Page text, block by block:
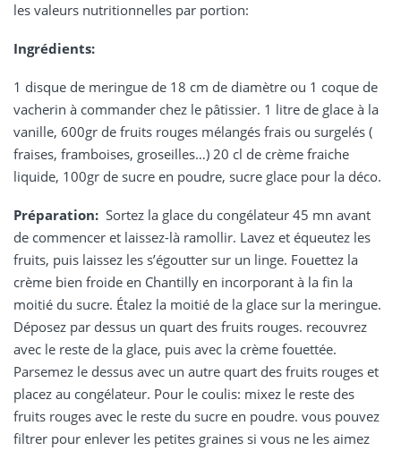
les valeurs nutritionnelles par portion:
Ingrédients:
1 disque de meringue de 18 cm de diamètre ou 1 coque de
vacherin à commander chez le pâtissier. 1 litre de glace à la
vanille, 600gr de fruits rouges mélangés frais ou surgelés (
fraises, framboises, groseilles…) 20 cl de crème fraiche
liquide, 100gr de sucre en poudre, sucre glace pour la déco.
Préparation: Sortez la glace du congélateur 45 mn avant
de commencer et laissez-là ramollir. Lavez et équeutez les
fruits, puis laissez les s’égoutter sur un linge. Fouettez la
crème bien froide en Chantilly en incorporant à la fin la
moitié du sucre. Étalez la moitié de la glace sur la meringue.
Déposez par dessus un quart des fruits rouges. recouvrez
avec le reste de la glace, puis avec la crème fouettée.
Parsemez le dessus avec un autre quart des fruits rouges et
placez au congélateur. Pour le coulis: mixez le reste des
fruits rouges avec le reste du sucre en poudre. vous pouvez
filtrer pour enlever les petites graines si vous ne les aimez